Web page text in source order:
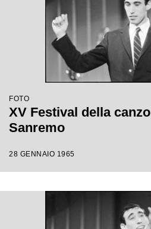
FOTO
XV Festival della
Sanremo
28 GENNAIO 1965